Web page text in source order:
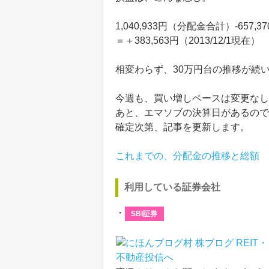
1,040,933円（分配金合計）-
＝＋383,563円（2013/12/1現在）
相変わらず、30万円台の推移が続
今週も、買い増しペースは変更な
あと、エマソブの決算日があるの
確定次第、記事を更新します。
これまでの、分配金の推移と総額
利用している証券会社
・ SBI証券